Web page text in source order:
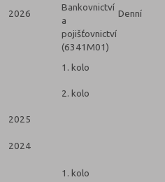
2026
Bankovnictví
a
pojišťovnictví
(6341M01)
Denní
1. kolo
2. kolo
2025
2024
1. kolo